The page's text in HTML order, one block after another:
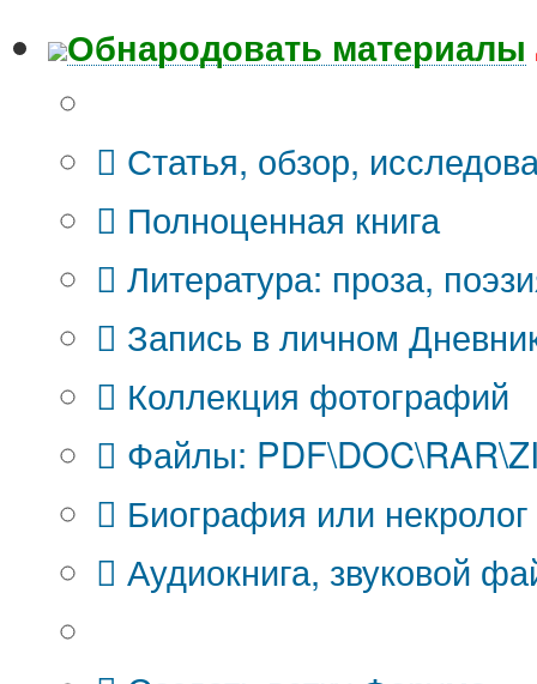
Обнародовать материалы
Статья, обзор,
Полноценная книга
Литература: проза,
Запись в личном
Коллекция фотографий
Файлы:
Биография или некролог
Аудиокнига, звуковой